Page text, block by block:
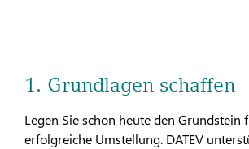
1. Grundlagen schaffen
Legen Sie schon heute den Grundstein
erfolgreiche Umstellung. DATEV